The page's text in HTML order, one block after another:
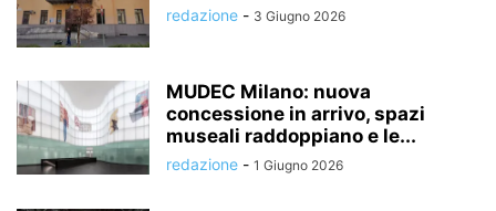
redazione - 3 Giugno 2026
MUDEC Milano: nuova
concessione in arrivo, spazi
museali raddoppiano e le...
redazione - 1 Giugno 2026